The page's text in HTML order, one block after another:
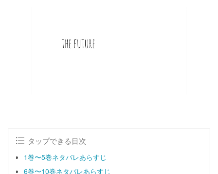
タップできる目次
1巻〜5巻ネタバレあらすじ
6巻〜10巻ネタバレあらすじ